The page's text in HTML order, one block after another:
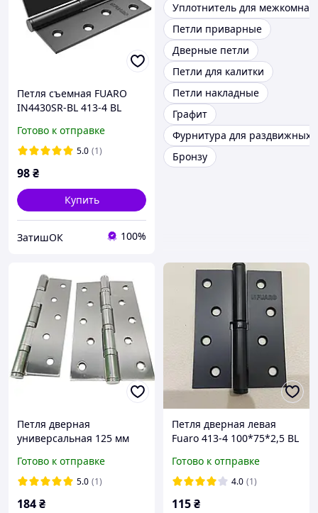
Петля съемная FUARO
IN4430SR-BL 413-4 BL
матовый (правая)
Готово к отправке
5.0 (1)
98₴
Купить
ЗатишОК 100%
Уплотнитель для
Петли приварные
Дверные петли
Петли для калитки
Петли накладные
Графит
Фурнитура для раздвижных
Бронзу
Петля дверная
универсальная 125 мм
Готово к отправке
5.0 (1)
184₴
Петля дверная левая
Fuaro 413-4 100*75*2,5 BL
Готово к отправке
4.0 (1)
115₴